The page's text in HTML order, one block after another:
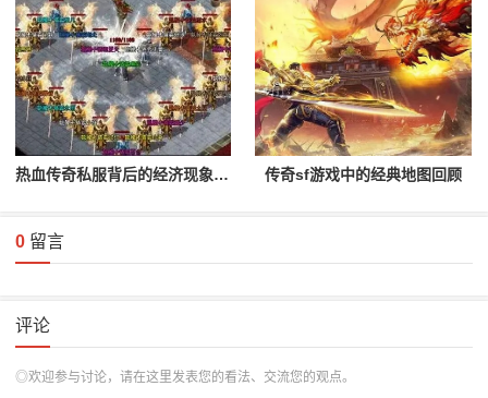
热血传奇私服背后的经济现象分析 传奇sf游戏中的经典地图回顾
0 留言
评论
◎欢迎参与讨论，请在这里发表您的看法、交流您的观点。